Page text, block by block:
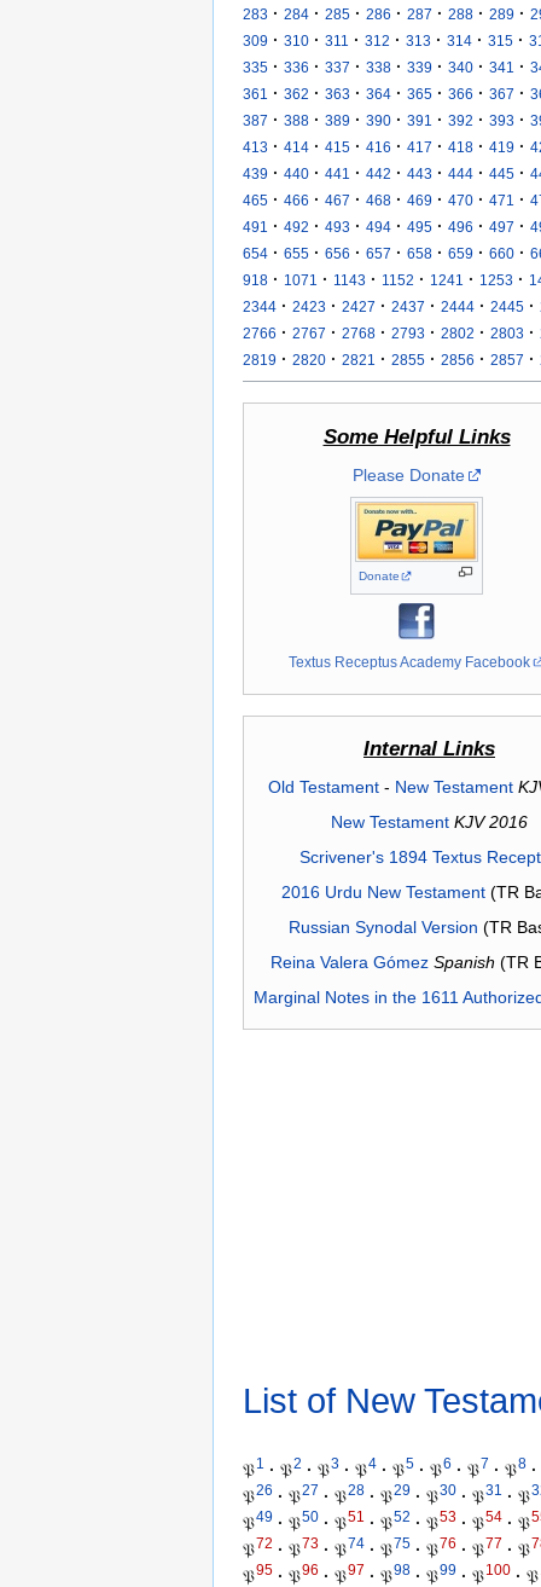
283 · 284 · 285 · 286 · 287 · 288 · 289 ·
309 · 310 · 311 · 312 · 313 · 314 · 315 ·
335 · 336 · 337 · 338 · 339 · 340 · 341 ·
361
· 362 · 363 · 364 · 365 · 366 · 367 ·
387 · 388 · 389 · 390 · 391 · 392 · 393 ·
413 · 414 · 415 · 416 · 417 · 418 · 419 ·
439 · 440 · 441 · 442 · 443 · 444 · 445 ·
465 · 466 · 467 · 468 · 469 · 470 · 471 ·
491
· 492 · 493 · 494 · 495 · 496 · 497 ·
654 · 655 · 656 · 657 · 658 · 659 · 660 ·
918 · 1071 · 1143 · 1152 · 1241 · 1253 ·
2344 · 2423 · 2427 · 2437 · 2444 · 2445 ·
2766 · 2767 · 2768 · 2793 · 2802 · 2803 ·
2819 · 2820 · 2821 · 2855 · 2856 · 2857 ·
Some Helpful Links
Please Donate
Donate
Textus Receptus Academy Facebook
Internal Links
Old Testament- New Testament
New Testament KJV 2016
Scrivener's 1894 Textus
2016 Urdu New Testament(TR
Russian Synodal Version (TR
Reina Valera Gómez Spanish (TR
Marginal Notes in the 1611
List of New
𝔓1 · 𝔓2 · 𝔓3 · 𝔓4 · 𝔓5 · 𝔓6 · 𝔓7 · 𝔓8 ·
𝔓26 · 𝔓27 · 𝔓28 · 𝔓29 · 𝔓30 · 𝔓31 · 𝔓
𝔓49 · 𝔓50 · 𝔓51 · 𝔓52 · 𝔓53 · 𝔓54 · 𝔓
𝔓72 · 𝔓73 · 𝔓74 · 𝔓75 · 𝔓76 · 𝔓77 · 𝔓
𝔓95 · 𝔓96 · 𝔓97 · 𝔓98 · 𝔓99 · 𝔓100 · 𝔓